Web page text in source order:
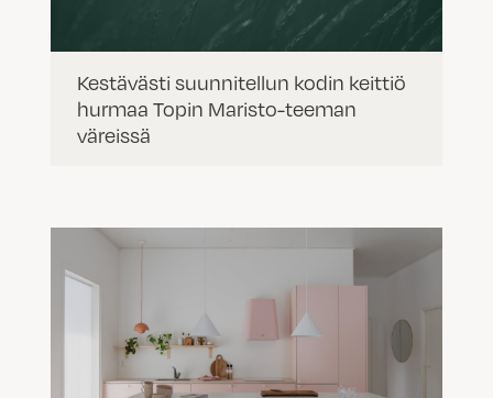
Kestävästi suunnitellun kodin keittiö
hurmaa Topin Maristo-teeman
väreissä